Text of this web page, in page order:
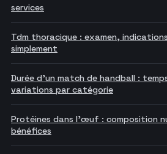
services
Tdm thoracique : examen,
simplement
Durée d'un match de handball :
variations par catégorie
Protéines dans l'œuf : composition
bénéfices